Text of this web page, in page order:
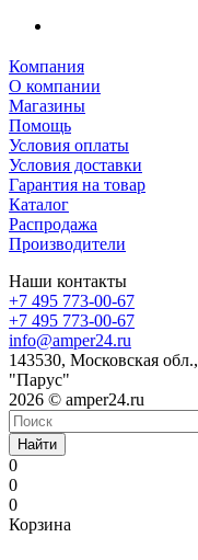
Компания
О компании
Магазины
Помощь
Условия оплаты
Условия доставки
Гарантия на товар
Каталог
Распродажа
Производители
Наши контакты
+7 495 773-00-67
+7 495 773-00-67
info@amper24.ru
143530, Московская
"Парус"
2026 © amper24.ru
Найти
0
0
0
Корзина